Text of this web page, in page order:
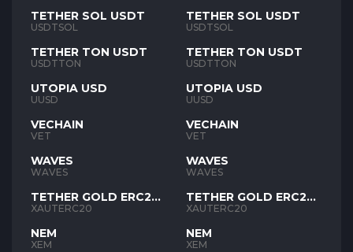
TETHER SOL USDT
USDTSOL
TETHER TON USDT
USDTTON
UTOPIA USD
UUSD
VECHAIN
VET
WAVES
WAVES
TETHER GOLD ERC20
XAUT
XAUTERC20
NEM
XEM
TETHER SOL USDT
USDTSOL
TETHER TON USDT
USDTTON
UTOPIA USD
UUSD
VECHAIN
VET
WAVES
WAVES
TETHER GOLD ERC20
XAUT
XAUTERC20
NEM
XEM